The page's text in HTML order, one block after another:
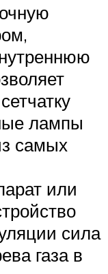
лампы
самых
или
сила
газа в